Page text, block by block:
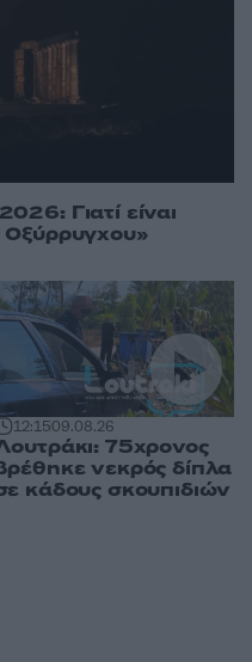
Γιατί είναι
12:1509.08.26
75χρονος
νεκρός δίπλα
κάδους σκουπιδιών